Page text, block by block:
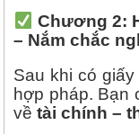
Chương 2:
– Nắm chắc
Sau khi có
hợp pháp. Bạn
vềtài chính –